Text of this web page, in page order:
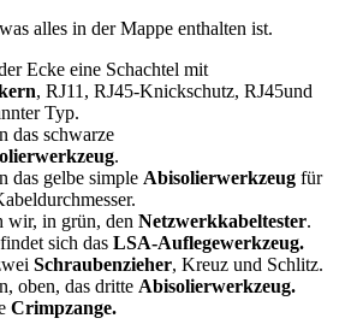
alles in der Mappe enthalten ist.
Ecke eine Schachtel mit
, RJ11, RJ45-Knickschutz, RJ45und
Typ.
das schwarze
.
das gelbe simple Abisolierwerkzeug für
wir, in grün, den Netzwerkkabeltester.
sich das LSA-Auflegewerkzeug.
Schraubenzieher, Kreuz und Schlitz.
oben, das dritte Abisolierwerkzeug.
Crimpzange.